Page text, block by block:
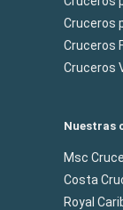
Cruceros
Cruceros
Cruceros
Nuestras
Msc
Costa
Royal